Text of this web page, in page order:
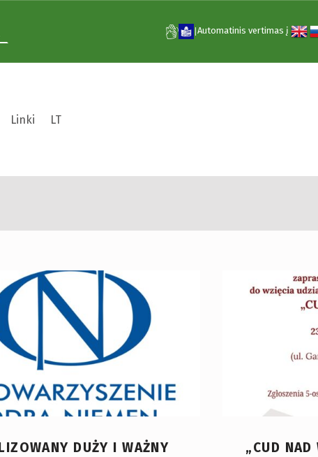
Linki LT
|Automatinis vertimas į
DUŻY I WAŻNY
„CUD